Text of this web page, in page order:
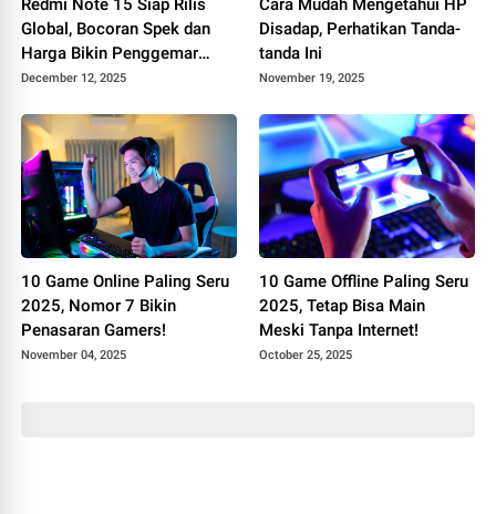
Redmi Note 15 Siap Rilis
Global, Bocoran Spek dan
Harga Bikin Penggemar
Heboh
December 12, 2025
Cara Mudah Mengetahui HP
Disadap, Perhatikan Tanda-
tanda Ini
November 19, 2025
10 Game Online Paling Seru
2025, Nomor 7 Bikin
Penasaran Gamers!
November 04, 2025
10 Game Offline Paling Seru
2025, Tetap Bisa Main
Meski Tanpa Internet!
October 25, 2025